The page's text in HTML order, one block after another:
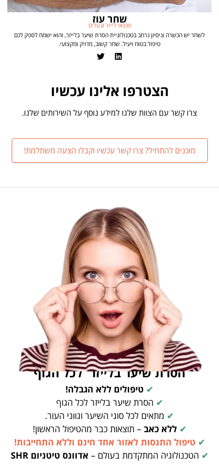
שחר עוז
טכנאי לייזר ובעלים
לשחר יש הכשרה וניסיון נרחב בטכנולוגיית הסרת שיער בלייזר, והוא ישמח לספק לכם
טיפול בטוח ויעיל. שחר קשוב, מדויק ומקצועי.
הצטרפו אלינו עכשיו
צרו קשר עם הצוות שלנו למידע נוסף על השירותים שלנו.
מוכנים להתחיל? צרו קשר עכשיו וקבלו הצעה משתלמת!
הסרת שיער בלייזר לכל הגוף
✔ טיפולים ללא הגבלה!
✔ הסרת שיער בלייזר לכל הגוף
✔ מתאים לכל סוגי השיער וגווני העור.
✔ ללא כאב – תוצאות כבר מהטיפול הראשון!
✔ טיפול התנסות לאזור אחד חינם וללא התחייבות!
✔ הטכנולוגיה המתקדמת בעולם –
אדוונס טיטניום SHR